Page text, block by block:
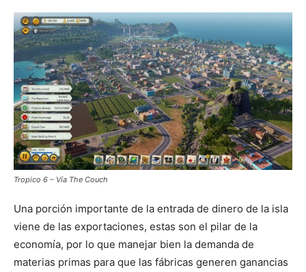
Tropico 6 – Vía The Couch
Una porción importante de la entrada de dinero de la isla
viene de las exportaciones, estas son el pilar de la
economía, por lo que manejar bien la demanda de
materias primas para que las fábricas generen ganancias